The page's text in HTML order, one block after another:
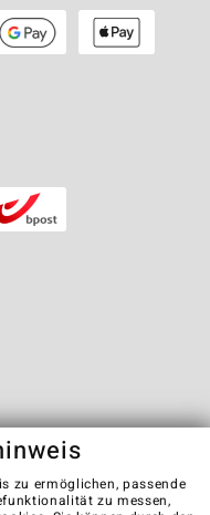
zu ermöglichen, passende
zu messen,